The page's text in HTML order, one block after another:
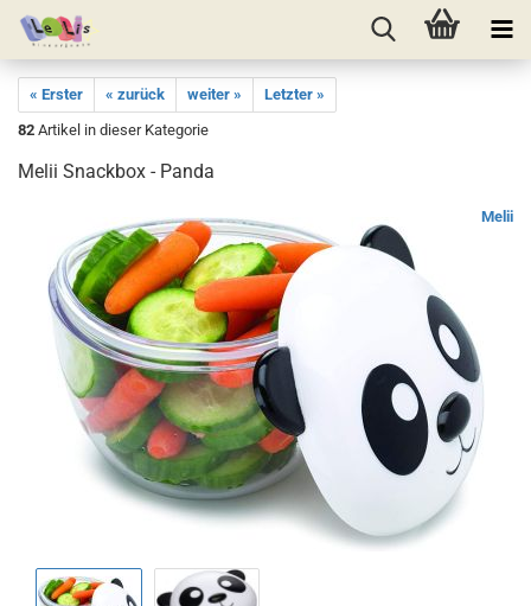
« Erster « zurück weiter »
Letzter »
82 Artikel in dieser Kategorie
Melii Snackbox - Panda
Melii